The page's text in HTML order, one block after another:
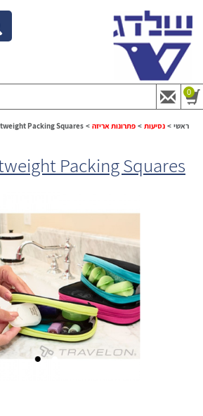
0
ראשי > נסיעות > פתרונות אריזה >
Packing Squares
Packing Squares